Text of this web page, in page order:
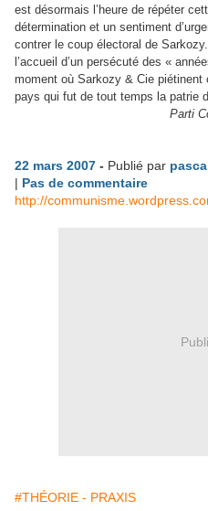
est désormais l’heure de répéter
détermination et un sentiment
contrer le coup électoral de
l’accueil d’un persécuté des «
moment où Sarkozy & Cie
pays qui fut de tout temps la patrie
Parti
22 mars 2007 - Publié par
| Pas de commentaire
http://
#THÉORIE - PRAXIS